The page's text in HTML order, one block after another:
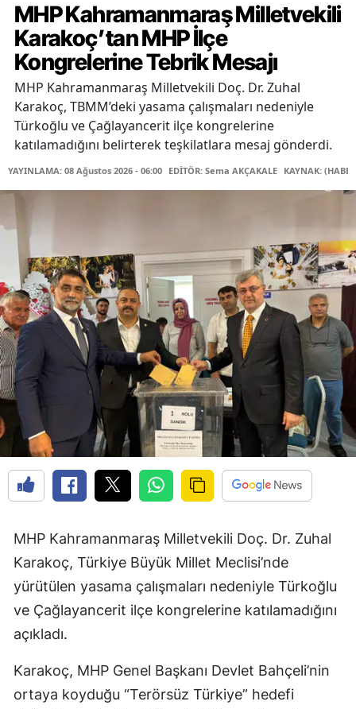
MHP Kahramanmaraş Milletvekili
Karakoç’tan MHP İlçe
Kongrelerine Tebrik Mesajı
MHP Kahramanmaraş Milletvekili Doç. Dr. Zuhal
Karakoç, TBMM’deki yasama çalışmaları nedeniyle
Türkoğlu ve Çağlayancerit ilçe kongrelerine
katılamadığını belirterek teşkilatlara mesaj gönderdi.
YAYINLAMA: 08 Ağustos 2026 - 06:00 EDİTÖR: Sema AKÇAKALE KAYNAK:
MHP Kahramanmaraş Milletvekili Doç. Dr. Zuhal
Karakoç, Türkiye Büyük Millet Meclisi’nde
yürütülen yasama çalışmaları nedeniyle Türkoğlu
ve Çağlayancerit ilçe kongrelerine katılamadığını
açıkladı.
Karakoç, MHP Genel Başkanı Devlet Bahçeli’nin
ortaya koyduğu “Terörsüz Türkiye” hedefi